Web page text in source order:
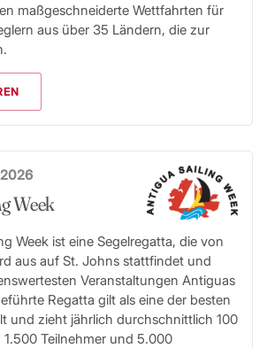
maßgeschneiderte Wettfahrten für
aus über 35 Ländern, die zur
Week
Week ist eine Segelregatta, die von
aus auf St. Johns stattfindet und
Veranstaltungen Antiguas
Regatta gilt als eine der besten
und zieht jährlich durchschnittlich 100
Teilnehmer und 5.000